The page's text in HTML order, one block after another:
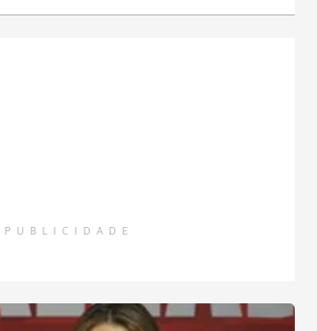
PUBLICIDADE